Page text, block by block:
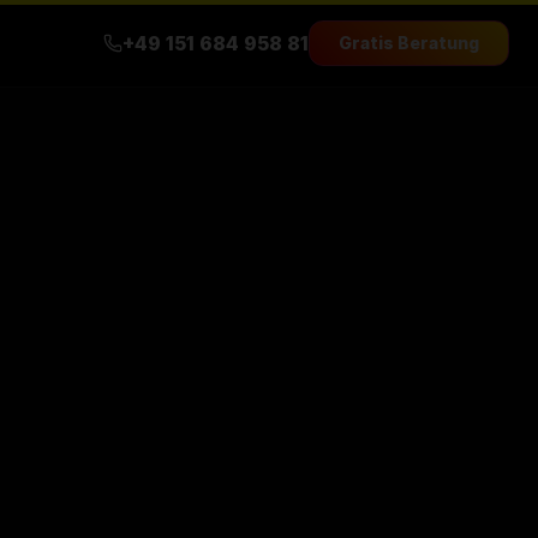
+49 151 684 958 81 Gratis Beratung